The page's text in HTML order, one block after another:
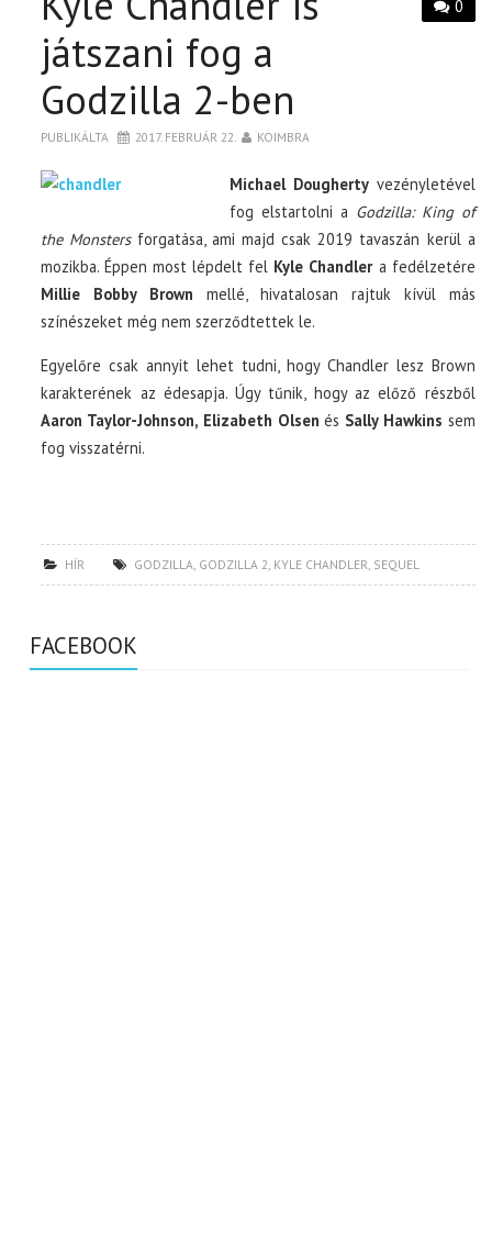
0
játszani fog a
Godzilla 2-ben
PUBLIKÁLTA 2017. FEBRUÁR 22. KOIMBRA
Michael Doughertyvezényletével
fog elstartolni a Godzilla: King of
the Monstersforgatása, ami majd csak 2019 tavaszán kerül a
mozikba. Éppen most lépdelt fel Kyle Chandlera fedélzetére
Millie Bobby Brown mellé, hivatalosan rajtuk kívül más
színészeket még nem szerződtettek le.
Egyelőre csak annyit lehet tudni, hogy Chandler lesz Brown
karakterének az édesapja. Úgy tűnik, hogy az előző részből
Aaron Taylor-Johnson, Elizabeth Olsen és Sally Hawkins sem
fog visszatérni.
HÍR GODZILLA, GODZILLA 2, KYLE CHANDLER, SEQUEL
FACEBOOK